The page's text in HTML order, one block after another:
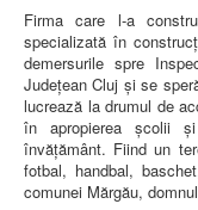
Firma care l-a
specializată în
demersurile spre
Județean Cluj și se
lucrează la drumul de
în apropierea școlii
învățământ. Fiind un
fotbal, handbal,
comunei Mărgău,